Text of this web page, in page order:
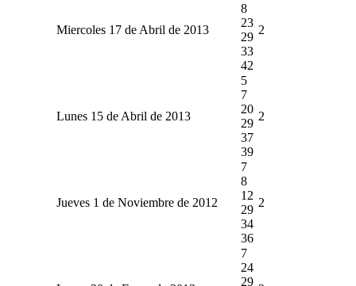
Miercoles 17 de Abril de 2013
8
23
29
33
42
2
Lunes 15 de Abril de 2013
5
7
20
29
37
39
2
Jueves 1 de Noviembre de 2012
7
8
12
29
34
36
2
7
24
29